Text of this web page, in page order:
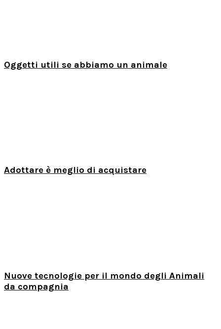
Oggetti utili se abbiamo un animale
Adottare è meglio di acquistare
Nuove tecnologie per il mondo degli Animali
da compagnia